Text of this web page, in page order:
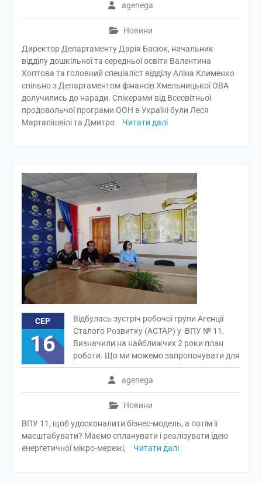
agenega
Новини
Директор Департаменту Дарія Басюк, начальник
відділу дошкільної та середньої освіти Валентина
Хоптова та головний спеціаліст відділу Аліна Клименко
спільно з Департаментом фінансів Хмельницької ОВА
долучились до наради. Спікерами від Всесвітньої
продовольчої програми ООН в Україні були Леся
Марталішвілі та Дмитро
Читати далі
СЕР
16
agenega
Новини
Відбулась зустріч робочої групи Агенції
Сталого Розвитку (АСТАР) у ВПУ № 11.
Визначили на найближчих 2 роки план
роботи. Що ми можемо запропонувати для
ВПУ 11, щоб удосконалити бізнес-модель, а потім її
масштабувати? Маємо спланувати і реалізувати ідею
енергетичної мікро-мережі,
Читати далі